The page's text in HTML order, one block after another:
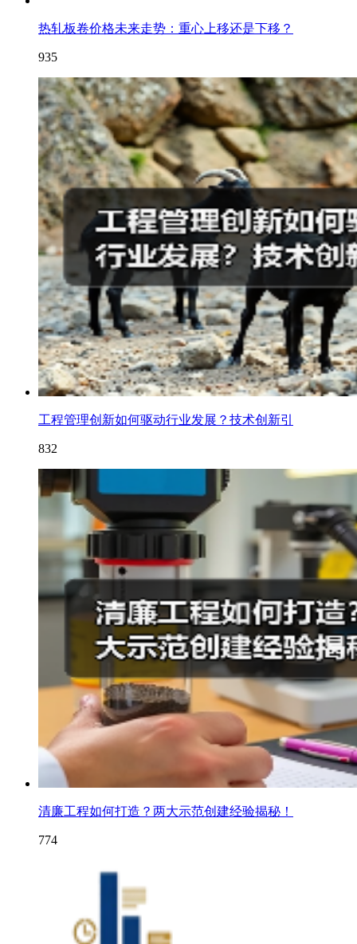
热轧板卷价格未来走势：重心上移还是下移？
935
工程管理创新如何驱动行业发展？技术创新引
832
清廉工程如何打造？两大示范创建经验揭秘！
774